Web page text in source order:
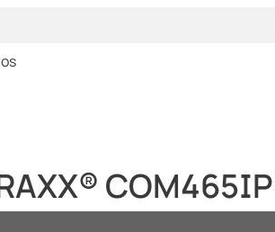
COM465IP